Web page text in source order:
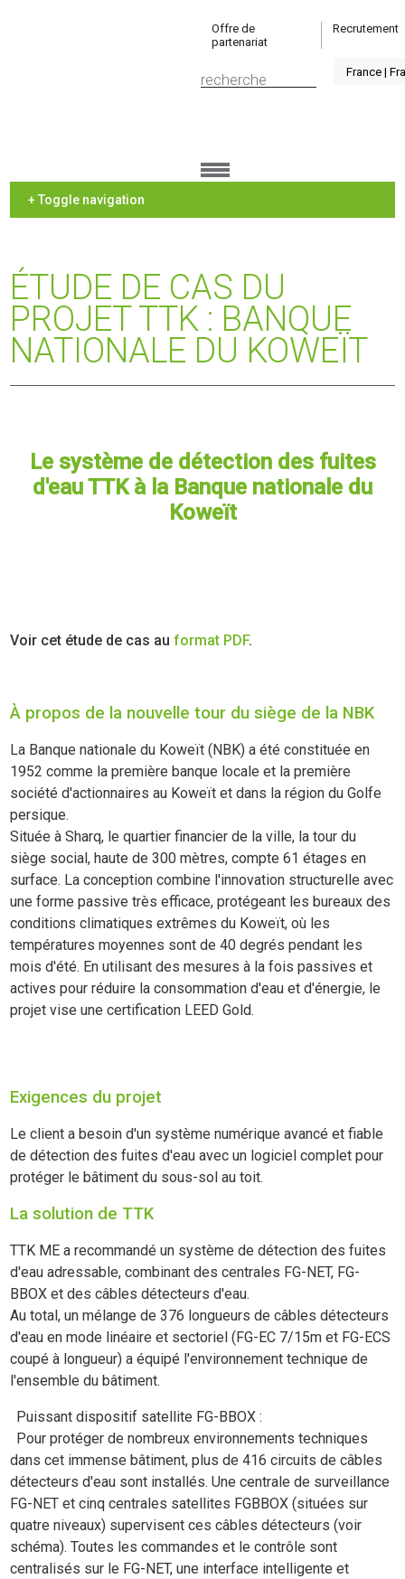
Offre de
partenariat
Recrutement
+ Toggle navigation
ÉTUDE DE CAS DU
PROJET TTK : BANQUE
NATIONALE DU KOWEÏT
Le système de détection des fuites
d'eau TTK à la Banque nationale du
Koweït
Voir cet étude de cas auformat PDF.
À propos de la nouvelle tour du siège de la NBK
La Banque nationale du Koweït (NBK) a été constituée en
1952 comme la première banque locale et la première
société d'actionnaires au Koweït et dans la région du Golfe
persique.
Située à Sharq, le quartier financier de la ville, la tour du
siège social, haute de 300 mètres, compte 61 étages en
surface. La conception combine l'innovation structurelle avec
une forme passive très efficace, protégeant les bureaux des
conditions climatiques extrêmes du Koweït, où les
températures moyennes sont de 40 degrés pendant les
mois d'été. En utilisant des mesures à la fois passives et
actives pour réduire la consommation d'eau et d'énergie, le
projet vise une certification LEED Gold.
Exigences du projet
Le client a besoin d'un système numérique avancé et fiable
de détection des fuites d'eau avec un logiciel complet pour
protéger le bâtiment du sous-sol au toit.
La solution de TTK
TTK ME a recommandé un système de détection des fuites
d'eau adressable, combinant des centrales FG-NET, FG-
BBOX et des câbles détecteurs d'eau.
Au total, un mélange de 376 longueurs de câbles détecteurs
d'eau en mode linéaire et sectoriel (FG-EC 7/15m et FG-ECS
coupé à longueur) a équipé l'environnement technique de
l'ensemble du bâtiment.
Puissant dispositif satellite FG-BBOX :
Pour protéger de nombreux environnements techniques
dans cet immense bâtiment, plus de 416 circuits de câbles
détecteurs d'eau sont installés. Une centrale de surveillance
FG-NET et cinq centrales satellites FGBBOX (situées sur
quatre niveaux) supervisent ces câbles détecteurs (voir
schéma). Toutes les commandes et le contrôle sont
centralisés sur le FG-NET, une interface intelligente et